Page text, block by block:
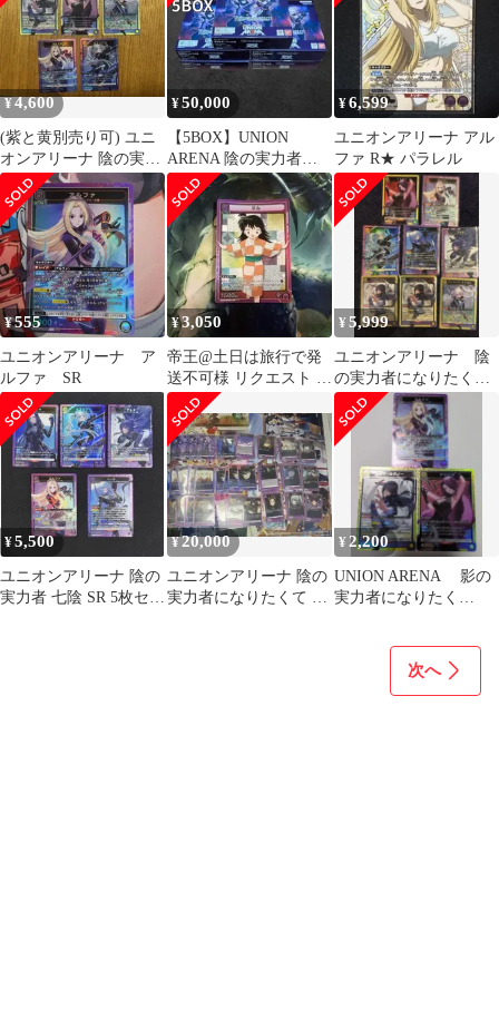
¥4,600
(紫と黄別売り可) ユニ
オンアリーナ 陰の実力
者になりたくて！ SR 5
枚セット
¥50,000
【5BOX】UNION
ARENA 陰の実力者に
なりたくて！UA52BT
BOX
¥6,599
ユニオンアリーナ アル
ファ R★ パラレル
¥555
ユニオンアリーナ ア
ルファ SR
¥3,050
帝王@土日は旅行で発
送不可様 リクエスト 5
点 まとめ商品
¥5,999
ユニオンアリーナ 陰
の実力者になりたく
て SR 8セット
¥5,500
ユニオンアリーナ 陰の
実力者 七陰 SR 5枚セッ
¥20,000
ユニオンアリーナ 陰の
実力者になりたくて デ
¥2,200
UNION ARENA 影の
実力者になりたく
次へ